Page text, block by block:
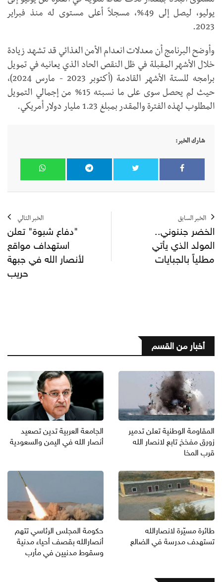
يوليو، ليصل إلى 49%، مسجلاً أعلى مستوى له منذ فبراير
2023.
وأوضح البرنامج أن معدلات انعدام الأمن الغذائي قد تشهد زيادة
خلال الأشهر المقبلة في ظل النقص الحاد الذي يعانيه في تمويل
برامجه للستة الأشهر القادمة (أكتوبر 2023 - مارس 2024)،
حيث لم يحصل سوى على ما نسبته 15% من إجمالي التمويل
المطلوب لهذه الفترة والمقدر بمبلغ 1.23 مليار دولار أمريكي.
شارك الخبر:
الخبر السابق
الخضر جننوني..
المولد الذي يأتي
مطلياً بالجبايات
الخبر التالي
"دفاع شبوة" تعلن
استهداف مواقع
لأنصار الله في جبهة
حريب
أخبار من القسم
المقاومة الوطنية تعلن تدمير
زورق مفخخ تابع لانصار الله
قرب المخا
الجامعة العربية تدين تصعيد
أنصار الله في اليمن والسعودية
طائرة مسيّرة لانصارالله
تستهدف مدرسة في الضالع
حكومة المجلس الرئاسي تتهم
أنصارالله بقصف أحياء مدنية
وسقوط مدنيين في مأرب